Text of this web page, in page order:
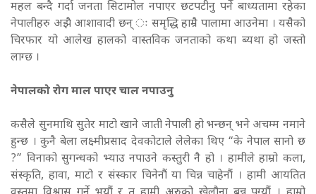
महल बन्दै गर्दा जनता सिटामोल नपाएर छटपटीनु पर्ने बाध्यतामा रहेका
नेपालीहरु अझै आशावादी छन् ः समृद्धि हाम्रै पालामा आउनेमा । यसैको
चिरफार यो आलेख हालको वास्तविक जनताको कथा ब्यथा हो जस्तो
लाग्छ ।
नेपालको रोग माल पाएर चाल नपाउनु
कसैले सुनमाथि सुतेर माटो खाने जाती नेपाली हो भन्छन् भने अचम्म नमाने
हुन्छ । कुनै बेला लक्ष्मीप्रसाद देवकोटाले लेलेका थिए “के नेपाल सानो छ
?” विनाको सुगन्धको भ्याउ नपाउने कस्तुरी नै हो । हामीले हाम्रो कला,
संस्कृति, हावा, माटो र संस्कार चिनेनौं या चिन्न चाहेनौं । हामी आयतित